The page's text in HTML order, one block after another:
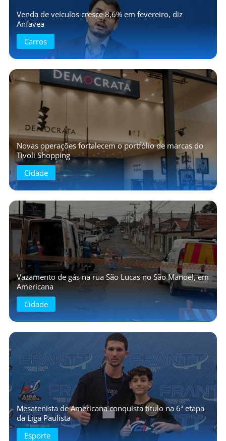
Venda de veículos cresce 8,6% em fevereiro, diz
Anfavea
Carros
Novas operações fortalecem o portfólio de marcas do
Tivoli Shopping
Cidade
Vazamento de gás na rua São Lucas no São Manoel, em
Americana
Cidade
Mesatenista de Americana conquista título na 6ª etapa
da Liga Paulista
Esporte